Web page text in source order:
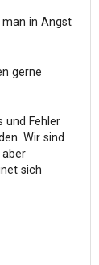
man in Angst
gerne
und Fehler
Wir sind
sich